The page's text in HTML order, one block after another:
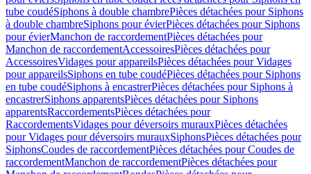
tube coudéSiphons à double chambrePièces détachées pour Siphons
à double chambreSiphons pour évierPièces détachées pour Siphons
pour évierManchon de raccordementPièces détachées pour
Manchon de raccordementAccessoiresPièces détachées pour
AccessoiresVidages pour appareilsPièces détachées pour Vidages
pour appareilsSiphons en tube coudéPièces détachées pour Siphons
en tube coudéSiphons à encastrerPièces détachées pour Siphons à
encastrerSiphons apparentsPièces détachées pour Siphons
apparentsRaccordementsPièces détachées pour
RaccordementsVidages pour déversoirs murauxPièces détachées
pour Vidages pour déversoirs murauxSiphonsPièces détachées pour
SiphonsCoudes de raccordementPièces détachées pour Coudes de
raccordementManchon de raccordementPièces détachées pour